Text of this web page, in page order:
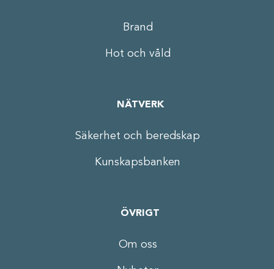
Brand
Hot och våld
NÄTVERK
Säkerhet och beredskap
Kunskapsbanken
ÖVRIGT
Om oss